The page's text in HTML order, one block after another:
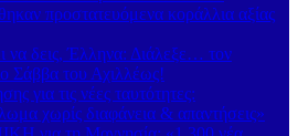
προστατευόμενα κοράλλια αξίας
να δεις, Έλληνα: Διάλεξε… τον
Σάββα του Αχιλλέως!
για τις νέες ταυτότητες:
χωρίς διαφάνεια & απαντήσεις»